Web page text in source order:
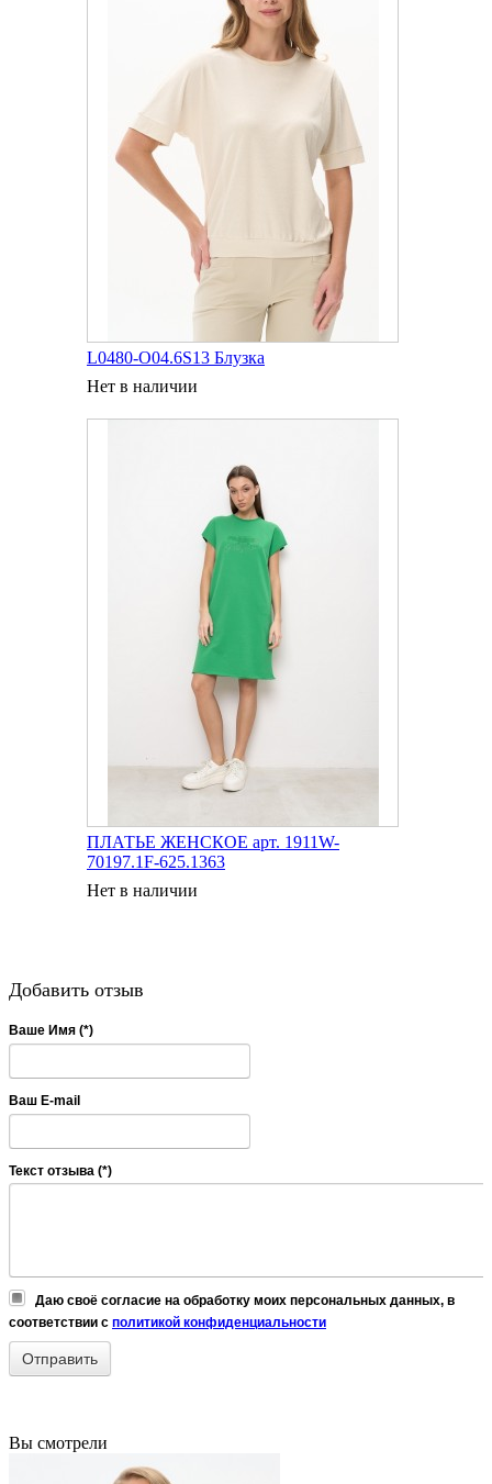
L0480-O04.6S13 Блузка
Нет в наличии
ПЛАТЬЕ ЖЕНСКОЕ арт. 1911W-
70197.1F-625.1363
Нет в наличии
Добавить отзыв
Ваше Имя (*)
Ваш E-mail
Текст отзыва (*)
Даю своё согласие на обработку моих персональных данных, в
соответствии с политикой конфиденциальности
Вы смотрели